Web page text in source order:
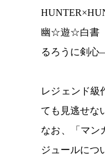
幽☆遊☆白書
るろうに剣心
レジェンド級
ても見逃せな
なお、「マン
ジュールにつ